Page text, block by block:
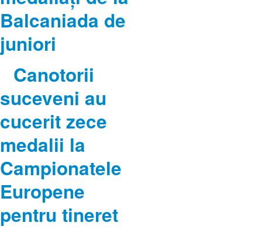
Balcaniada de
juniori
Canotorii
suceveni au
cucerit zece
medalii la
Campionatele
Europene
pentru tineret